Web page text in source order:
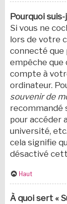
Pourquoi
Si vous ne
lors de votre
connecté que
empêche que
compte à
ordinateur.
souvenir de
recommandé
pour accéder
université,
cela signifie
désactivé
Haut
À quoi sert «